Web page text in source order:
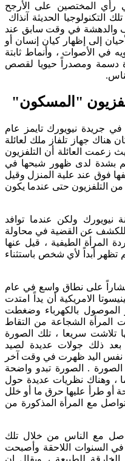
رأي المختصين على الأرجح
التكنولوجيا الحديثة آنذاك
والدهشة في وقت سابق عند
إلى إظهار كيان إنسان أو
الأصوات ، وأنماط ثابتة
دسمة ومصدراً حيويا لقصص
"المسكون"
جريدة نيويورك تايمز عام
هناك جهاز تلفاز ملك لعائلة
زعمت العائلة أن التلفزيون
بشدة لدى ظهور شبحها في
فوق عند علية المنزل وقيل
التلفزيون حتى عندما يكون
ولكن عندما توافد
للكشف عن القضية في محاولة
المرأة الطيفية ، قيل عنها
تظهر أبداً لأي شخص باستثناء
على نطاق واسع في عام
الامريكية أن يداً امتدت
الموصول بالكهرباء وضغطت
المرأة الشجاعة من التقاط
تلاشت سريعا ، تلك الصورة
بعد ذلك جولات عديدة لصيد
نفس اليد ظهرت في وقت آخر
. الصورة تبدو واضحة
ما ، وهناك نظريات عديدة حول
أو طرأ عليها حرق ما أو خلل
مع المرأة المذكورة من
مع الناس من خلال تلك
في السنوات اللاحقة وأصبحت